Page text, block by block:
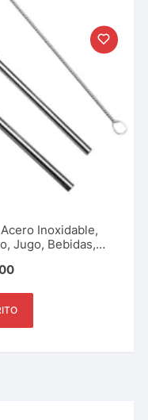
Inoxidable,
Jugo, Bebidas,